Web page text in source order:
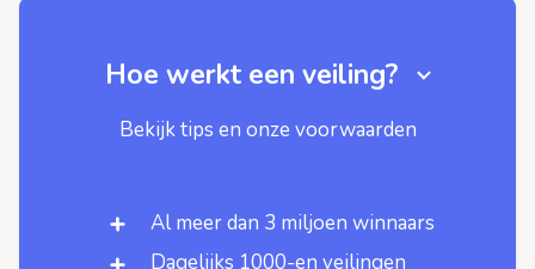
Hoe werkt een veiling?
Bekijk tips en onze voorwaarden
Al meer dan 3 miljoen winnaars
Dagelijks 1000-en veilingen